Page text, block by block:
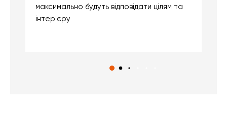
максимально будуть відповідати цілям та
інтер'єру